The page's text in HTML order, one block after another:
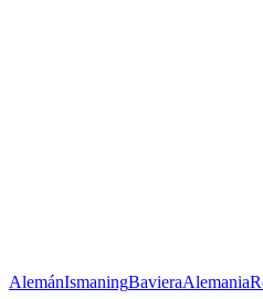
AlemánIsmaningBavieraAlemania